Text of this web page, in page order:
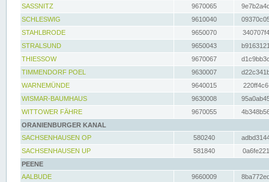
SASSNITZ
9670065
SCHLESWIG
9610040
STAHLBRODE
9650070
STRALSUND
9650043
THIESSOW
9670067
TIMMENDORF POEL
9630007
WARNEMÜNDE
9640015
WISMAR-BAUMHAUS
9630008
WITTOWER FÄHRE
9670055
ORANIENBURGER KANAL
SACHSENHAUSEN OP
580240
SACHSENHAUSEN UP
581840
PEENE
AALBUDE
9660009